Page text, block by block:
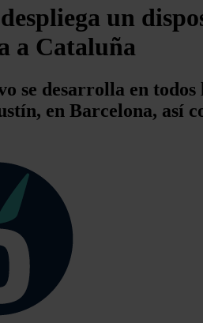
un
a Cataluña
se desarrolla en
en Barcelona, así